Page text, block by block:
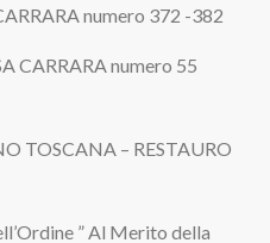
numero 372 -382
CARRARA numero 55
TOSCANA – RESTAURO
” Al Merito della